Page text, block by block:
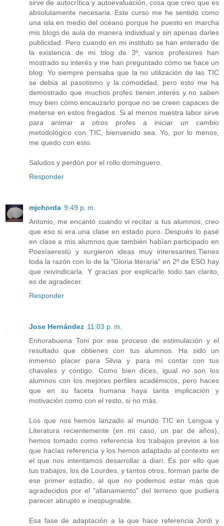
sirve de autocrítica y autoevaluación, cosa que creo que es
absolutamente necesaria. Este curso me he sentido como
una isla en medio del océano porque he puesto en marcha
mis blogs de aula de manera individual y sin apenas darles
publicidad. Pero cuando en mi instituto se han enterado de
la existencia de mi blog de 3º, varios profesores han
mostrado su interés y me han preguntado cómo se hace un
blog. Yo siempre pensaba que la no utilización de las TIC
se debía al pasotismo y la comodidad, pero esto me ha
demostrado que muchos profes tienen interés y no saben
muy bien cómo encauzarlo porque no se creen capaces de
meterse en estos fregados. Si al menos nuestra labor sirve
para animar a otros profes a iniciar un cambio
metodológico con TIC, bienvenido sea. Yo, por lo menos,
me quedo con esto.
Saludos y perdón por el rollo dominguero.
Responder
mjchorda 9:49 p. m.
Antonio, me encantó cuando vi recitar a tus alumnos, creo
que eso si era una clase en estado puro. Después lo pasé
en clase a mis alumnos que también habían participado en
Poesíaerestú y surgieron ideas muy interesantes.Tienes
toda la razón con lo de la "Gloria literaria" en 2º de ESO hay
que reivindicarla. Y gracias por explicarlo todo tan clarito,
es de agradecer.
Responder
Jose Hernández 11:03 p. m.
Enhorabuena Toni por ese proceso de estimulación y el
resultado que obtienes con tus alumnos. Ha sido un
inmenso placer para Silvia y para mí contar con tus
chavales y contigo. Como bien dices, igual no son los
alumnos con los mejores perfiles académicos, pero haces
que en su faceta humana haya tanta implicación y
motivación como con el resto, si no más.
Los que nos hemos lanzado al mundo TIC en Lengua y
Literatura recientemente (en mi caso, un par de años),
hemos tomado como referencia los trabajos previos a los
que hacías referencia y los hemos adaptado al contexto en
el que nos intentamos desarrollar a diari. Es por ello que
tus trabajos, los de Lourdes, y tantos otros, forman parte de
ese primer estadio, al que no podemos estar más que
agradecidos por el "allanamiento" del terreno que pudiera
parecer abrupto e inespugnable.
Esa fase de adaptación a la que hace referencia Jordi y